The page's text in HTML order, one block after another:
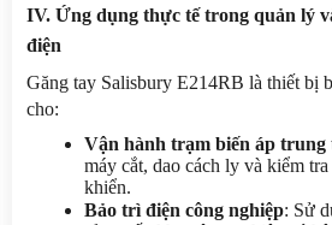
IV. Ứng dụng thực tế trong quản lý
điện
Găng tay Salisbury E214RB là thiết bị
cho:
Vận hành trạm biến áp trung
máy cắt, dao cách ly và kiểm
khiển.
Bảo trì điện công nghiệp: Sử